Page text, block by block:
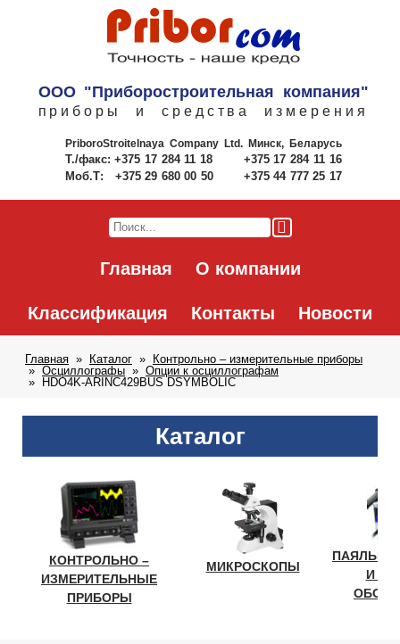
ООО "Приборостроительная компания"
приборы и средства измерения
PriboroStroitelnaya Company Ltd.Минск, Беларусь
Т./факс: +375 17 284 11 18
+375 17 284 11 16
Моб.Т:
+375 29 680 00 50 +375 44 777 25 17
Главная О компании
Классификация Контакты Новости
Главная Каталог
Контрольно – измерительные приборы
Осциллографы
Опции к осциллографам
HDO4K-ARINC429BUS DSYMBOLIC
Каталог
КОНТРОЛЬНО –
ИЗМЕРИТЕЛЬНЫЕ
ПРИБОРЫ
МИКРОСКОПЫ
И